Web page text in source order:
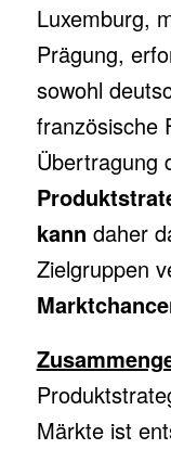
Luxemburg,
Prägung,
sowohl
französische
Übertragung
kann daher
Zielgruppen
Märkte ist